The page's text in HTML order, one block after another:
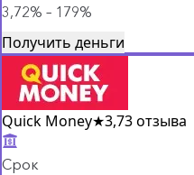
3,72% – 179%
Получить деньги
Quick Money★3,73 отзыва
Срок